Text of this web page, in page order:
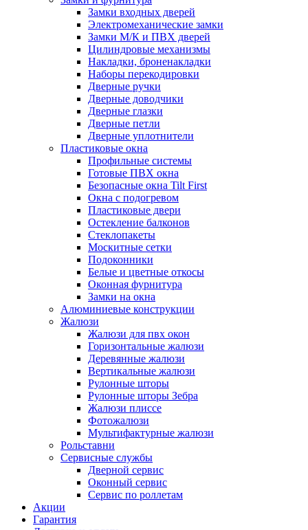
Замки входных дверей
Электромеханические замки
Замки М/К и ПВХ дверей
Цилиндровые механизмы
Накладки, броненакладки
Наборы перекодировки
Дверные ручки
Дверные доводчики
Дверные глазки
Дверные петли
Дверные уплотнители
Пластиковые окна
Профильные системы
Готовые ПВХ окна
Безопасные окна Tilt First
Окна с подогревом
Пластиковые двери
Остекление балконов
Стеклопакеты
Москитные сетки
Подоконники
Белые и цветные откосы
Оконная фурнитура
Замки на окна
Алюминиевые конструкции
Жалюзи
Жалюзи для пвх окон
Горизонтальные жалюзи
Деревянные жалюзи
Вертикальные жалюзи
Рулонные шторы
Рулонные шторы Зебра
Жалюзи плиссе
Фотожалюзи
Мультифактурные жалюзи
Рольставни
Сервисные службы
Дверной сервис
Оконный сервис
Сервис по роллетам
Акции
Гарантия